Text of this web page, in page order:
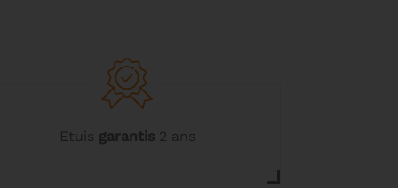
Etuis garantis2 ans